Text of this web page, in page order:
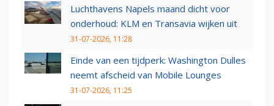
Luchthavens Napels maand dicht voor
onderhoud: KLM en Transavia wijken uit
31-07-2026, 11:28
Einde van een tijdperk: Washington Dulles
neemt afscheid van Mobile Lounges
31-07-2026, 11:25